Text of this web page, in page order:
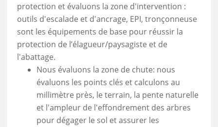
protection et évaluons la zone d'intervention :
outils d'escalade et d'ancrage, EPI, tronçonneuse
sont les équipements de base pour réussir la
protection de l’élagueur/paysagiste et de
l'abattage.
Nous évaluons la zone de chute: nous
évaluons les points clés et calculons au
millimètre près, le terrain, la pente naturelle
et l'ampleur de l'effondrement des arbres
pour dégager le sol et assurer les